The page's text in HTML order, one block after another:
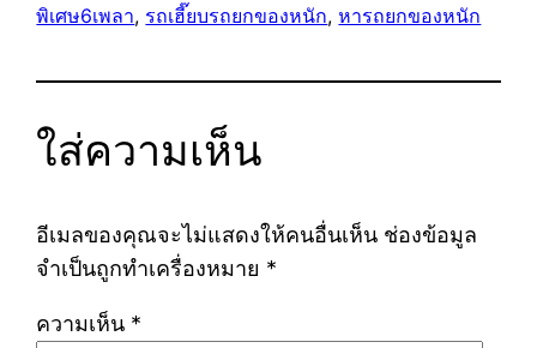
พิเศษ6เพลา, รถเฮี๊ยบรถยกของหนัก, หารถยกของหนัก
ใส่ความเห็น
อีเมลของคุณจะไม่แสดงให้คนอื่นเห็น ช่องข้อมูล
จำเป็นถูกทำเครื่องหมาย *
ความเห็น *